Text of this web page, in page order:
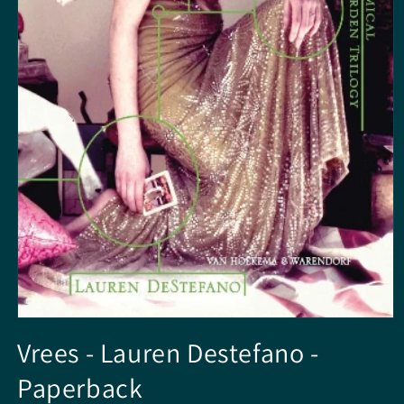
1
in
modal
Vrees - Lauren Destefano -
Paperback